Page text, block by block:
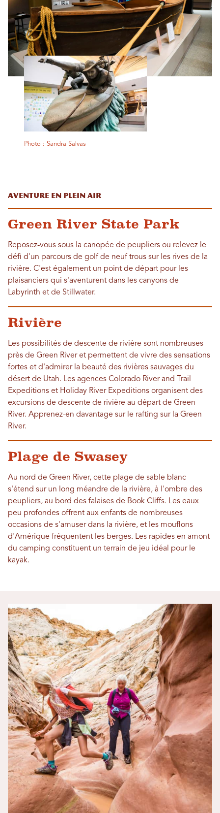
Photo : Sandra Salvas
Aventure en plein air
Green River State Park
Reposez-vous sous la canopée de peupliers ou relevez le
défi d'un parcours de golf de neuf trous sur les rives de la
rivière. C'est également un point de départ pour les
plaisanciers qui s'aventurent dans les canyons de
Labyrinth et de Stillwater.
Rivière
Les possibilités de descente de rivière sont nombreuses
près de Green River et permettent de vivre des sensations
fortes et d'admirer la beauté des rivières sauvages du
désert de Utah. Les agences Colorado River and Trail
Expeditions et Holiday River Expeditions organisent des
excursions de descente de rivière au départ de Green
River. Apprenez-en davantage sur le rafting sur la Green
River.
Plage de Swasey
Au nord de Green River, cette plage de sable blanc
s'étend sur un long méandre de la rivière, à l'ombre des
peupliers, au bord des falaises de Book Cliffs. Les eaux
peu profondes offrent aux enfants de nombreuses
occasions de s'amuser dans la rivière, et les mouflons
d'Amérique fréquentent les berges. Les rapides en amont
du camping constituent un terrain de jeu idéal pour le
kayak.